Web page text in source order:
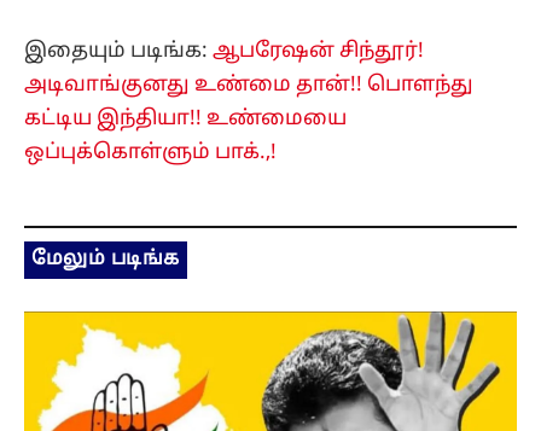
இதையும் படிங்க: ஆபரேஷன் சிந்தூர்!
அடிவாங்குனது உண்மை தான்!! பொளந்து
கட்டிய இந்தியா!! உண்மையை
ஒப்புக்கொள்ளும் பாக்.,!
மேலும் படிங்க